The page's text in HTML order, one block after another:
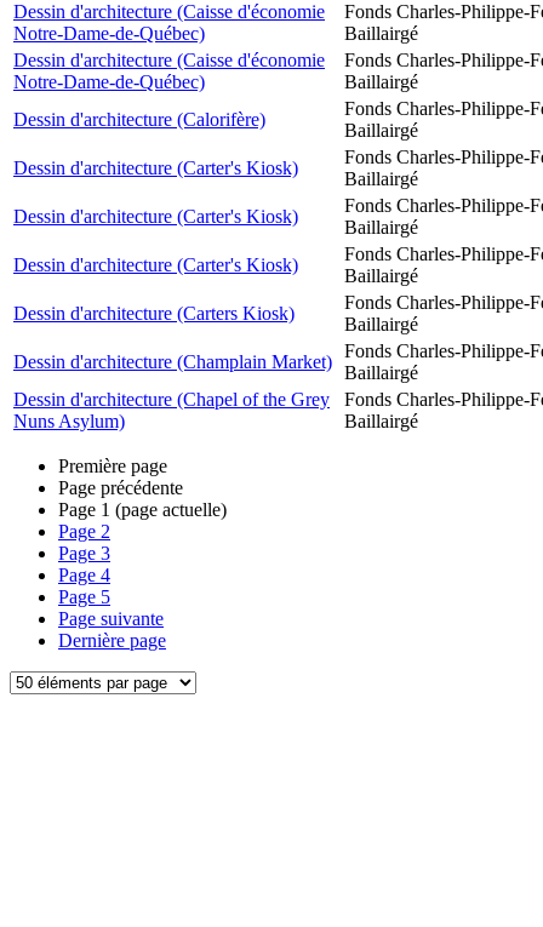
Dessin d'architecture (Caisse d'économie
Notre-Dame-de-Québec)
Fonds Charles-Philippe-
Baillairgé
Dessin d'architecture (Caisse d'économie
Notre-Dame-de-Québec)
Fonds Charles-Philippe-
Baillairgé
Dessin d'architecture (Calorifère)
Fonds Charles-Philippe-
Baillairgé
Dessin d'architecture (Carter's Kiosk)
Fonds Charles-Philippe-
Baillairgé
Dessin d'architecture (Carter's Kiosk)
Fonds Charles-Philippe-
Baillairgé
Dessin d'architecture (Carter's Kiosk)
Fonds Charles-Philippe-
Baillairgé
Dessin d'architecture (Carters Kiosk)
Fonds Charles-Philippe-
Baillairgé
Dessin d'architecture (Champlain Market)
Fonds Charles-Philippe-
Baillairgé
Dessin d'architecture (Chapel of the Grey
Nuns Asylum)
Fonds Charles-Philippe-
Baillairgé
Première page
Page précédente
Page 1 (page actuelle)
Page 2
Page 3
Page 4
Page 5
Page suivante
Dernière page